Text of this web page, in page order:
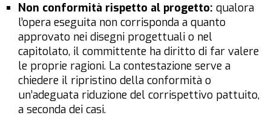
Non conformità rispetto al progetto: qualora
l’opera eseguita non corrisponda a quanto
approvato nei disegni progettuali o nel
capitolato, il committente ha diritto di far valere
le proprie ragioni. La contestazione serve a
chiedere il ripristino della conformità o
un’adeguata riduzione del corrispettivo pattuito,
a seconda dei casi.